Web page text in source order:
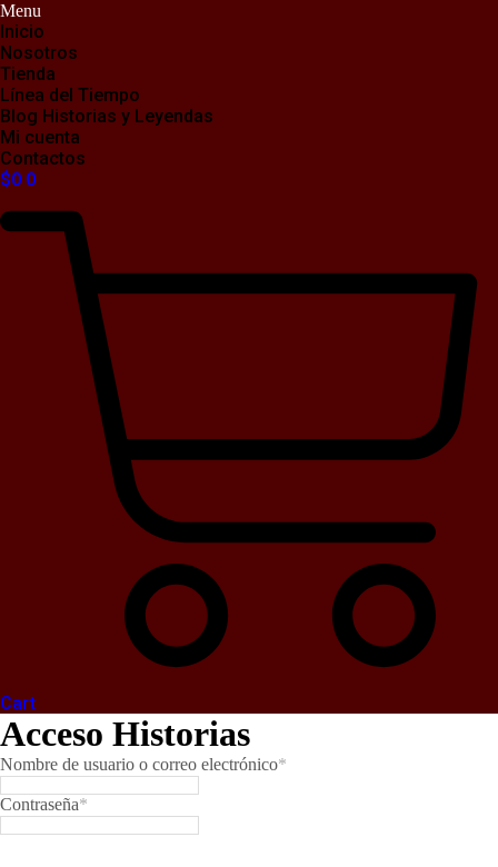
Menu
Inicio
Nosotros
Tienda
Línea del Tiempo
Blog Historias y Leyendas
Mi cuenta
Contactos
$0 0
Cart
Acceso Historias
Nombre de usuario o correo electrónico*
Contraseña*